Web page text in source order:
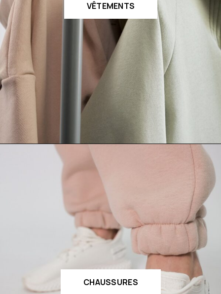
VÊTEMENTS
CHAUSSURES